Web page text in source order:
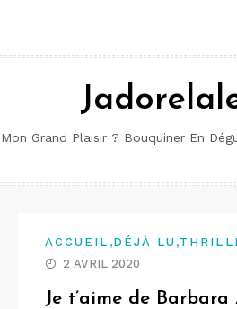
contenu
Mon Grand Plaisir ? Bouquiner En
ACCUEIL ,DÉJÀ LU ,
2 AVRIL 2020
Je t’aime de Barbara